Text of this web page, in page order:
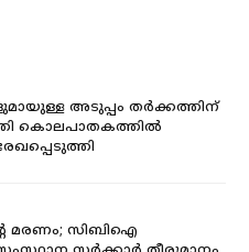
അടുപ്പം തർക്കത്തിന്
കൊലപാതകത്തിൽ
മരണം; സിബിഐ